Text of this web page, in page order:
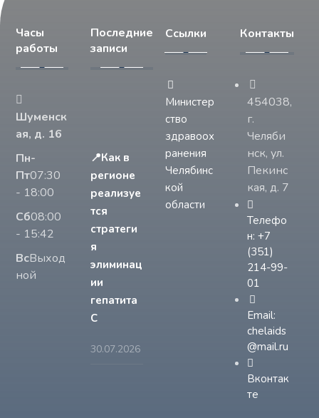
Часы
работы
Шуменск
ая, д. 16
Пн-
Пт07:30
- 18:00
Сб08:00
- 15:42
ВсВыход
ной
Последние
записи
📍Как в
регионе
реализуе
тся
стратеги
я
элиминац
ии
гепатита
С
30.07.2026
Ссылки
Министер
ство
здравоох
ранения
Челябинс
кой
области
Контакты
454038,
г.
Челяби
нск, ул.
Пекинс
кая, д. 7
Телефо
н: +7
(351)
214-99-
01
Email:
chelaids
@mail.ru
Вконтак
те